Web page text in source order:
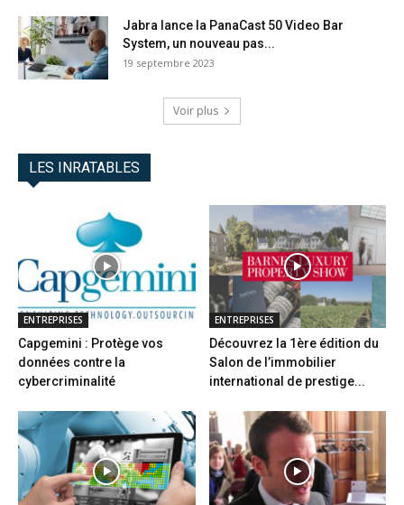
Jabra lance la PanaCast 50 Video Bar
System, un nouveau pas...
19 septembre 2023
Voir plus
LES INRATABLES
ENTREPRISES
Capgemini : Protège vos
données contre la
cybercriminalité
ENTREPRISES
Découvrez la 1ère édition du
Salon de l’immobilier
international de prestige...